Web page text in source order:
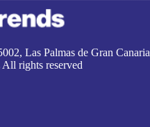
Las Palmas de Gran Canaria
rights reserved